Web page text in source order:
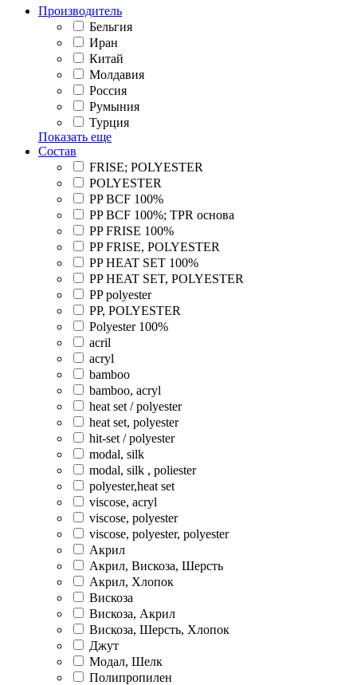
Производитель
Бельгия
Иран
Китай
Молдавия
Россия
Румыния
Турция
Показать еще
Состав
FRISE; POLYESTER
POLYESTER
PP BCF 100%
PP BCF 100%; TPR основа
PP FRISE 100%
PP FRISE, POLYESTER
PP HEAT SET 100%
PP HEAT SET, POLYESTER
PP polyester
PP, POLYESTER
Polyester 100%
acril
acryl
bamboo
bamboo, acryl
heat set / polyester
heat set, polyester
hit-set / polyester
modal, silk
modal, silk , poliester
polyester,heat set
viscose, acryl
viscose, polyester
viscose, polyester, polyester
Акрил
Акрил, Вискоза, Шерсть
Акрил, Хлопок
Вискоза
Вискоза, Акрил
Вискоза, Шерсть, Хлопок
Джут
Модал, Шелк
Полипропилен